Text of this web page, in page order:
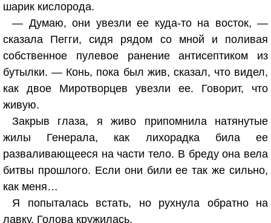
шарик кислорода.
— Думаю, они увезли ее куда-то на восток, —
сказала Пегги, сидя рядом со мной и поливая
собственное пулевое ранение антисептиком из
бутылки. — Конь, пока был жив, сказал, что видел,
как двое Миротворцев увезли ее. Говорит, что
живую.
Закрыв глаза, я живо припомнила натянутые
жилы Генерала, как лихорадка била ее
разваливающееся на части тело. В бреду она вела
битвы прошлого. Если они били ее так же сильно,
как меня…
Я попыталась встать, но рухнула обратно на
лавку. Голова кружилась.